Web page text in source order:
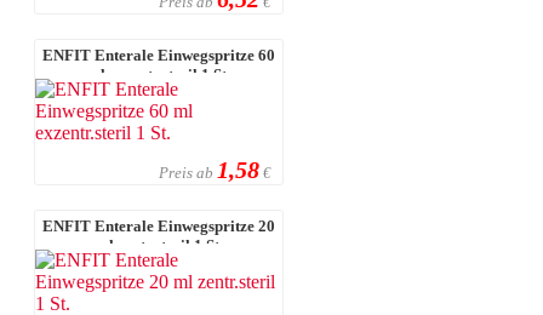
ENFIT Enterale Einwegspritze 60
ml exzentr.steril 1 St.
Preis ab 1,58 €
ENFIT Enterale Einwegspritze 20
ml zentr.steril 1 St.